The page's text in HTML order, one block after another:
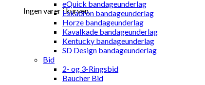
Ingen varer i kurven.
eQuick bandageunderlag
Eskadron bandageunderlag
Horze bandageunderlag
Kavalkade bandageunderlag
Kentucky bandageunderlag
SD Design bandageunderlag
Bid
2- og 3-Ringsbid
Baucher Bid